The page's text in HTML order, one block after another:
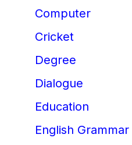
Computer
Cricket
Degree
Dialogue
Education
English Grammar